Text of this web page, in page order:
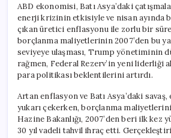
ABD ekonomisi, Batı Asya’daki
enerji krizinin etkisiyle ve nisan ayında
çıkan üretici enflasyonu ile zorlu bir
borçlanma maliyetlerinin 2007’den bu
seviyeye ulaşması, Trump yönetiminin
rağmen, Federal Rezerv’in yeni liderliği
para politikası beklentilerini artırdı.
Artan enflasyon ve Batı Asya’daki
yukarı çekerken, borçlanma
Hazine Bakanlığı, 2007’den beri ilk kez
30 yıl vadeli tahvil ihraç etti.